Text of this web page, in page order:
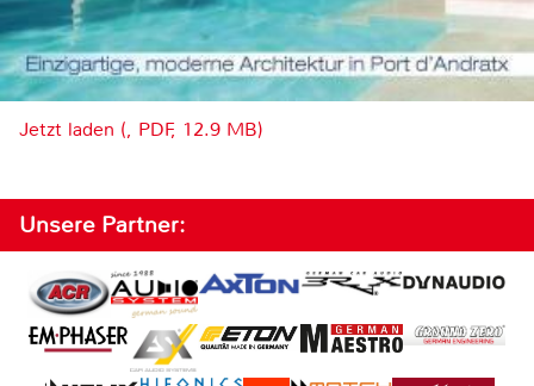
Jetzt laden (, PDF, 12.9 MB)
Unsere Partner: